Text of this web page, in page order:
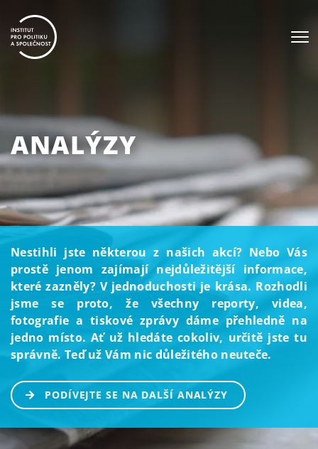
ANALÝZY
Nestihli jste některou z našich akcí? Nebo Vás
prostě jenom zajímají nejdůležitější informace,
které zazněly? V jednoduchosti je krása. Rozhodli
jsme se proto, že všechny reporty, videa,
fotografie a tiskové zprávy dáme přehledně na
jedno místo. Ať už hledáte cokoliv, určitě jste tu
správně. Teď už Vám nic důležitého neuteče.
PODÍVEJTE SE NA DALŠÍ ANALÝZY